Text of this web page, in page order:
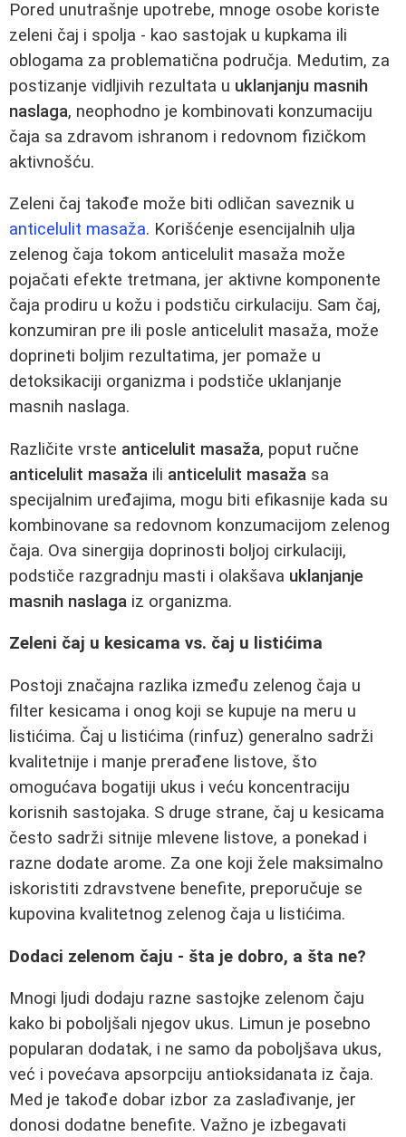
Pored unutrašnje upotrebe, mnoge osobe koriste
zeleni čaj i spolja - kao sastojak u kupkama ili
oblogama za problematična područja. Medutim, za
postizanje vidljivih rezultata u uklanjanju masnih
naslaga, neophodno je kombinovati konzumaciju
čaja sa zdravom ishranom i redovnom fizičkom
aktivnošću.
Zeleni čaj takođe može biti odličan saveznik u
anticelulit masaža. Korišćenje esencijalnih ulja
zelenog čaja tokom anticelulit masaža može
pojačati efekte tretmana, jer aktivne komponente
čaja prodiru u kožu i podstiču cirkulaciju. Sam čaj,
konzumiran pre ili posle anticelulit masaža, može
doprineti boljim rezultatima, jer pomaže u
detoksikaciji organizma i podstiče uklanjanje
masnih naslaga.
Različite vrste anticelulit masaža, poput ručne
anticelulit masaža ili anticelulit masaža sa
specijalnim uređajima, mogu biti efikasnije kada su
kombinovane sa redovnom konzumacijom zelenog
čaja. Ova sinergija doprinosti boljoj cirkulaciji,
podstiče razgradnju masti i olakšava uklanjanje
masnih naslaga iz organizma.
Zeleni čaj u kesicama vs. čaj u listićima
Postoji značajna razlika između zelenog čaja u
filter kesicama i onog koji se kupuje na meru u
listićima. Čaj u listićima (rinfuz) generalno sadrži
kvalitetnije i manje prerađene listove, što
omogućava bogatiji ukus i veću koncentraciju
korisnih sastojaka. S druge strane, čaj u kesicama
često sadrži sitnije mlevene listove, a ponekad i
razne dodate arome. Za one koji žele maksimalno
iskoristiti zdravstvene benefite, preporučuje se
kupovina kvalitetnog zelenog čaja u listićima.
Dodaci zelenom čaju - šta je dobro, a šta ne?
Mnogi ljudi dodaju razne sastojke zelenom čaju
kako bi poboljšali njegov ukus. Limun je posebno
popularan dodatak, i ne samo da poboljšava ukus,
već i povećava apsorpciju antioksidanata iz čaja.
Med je takođe dobar izbor za zaslađivanje, jer
donosi dodatne benefite. Važno je izbegavati